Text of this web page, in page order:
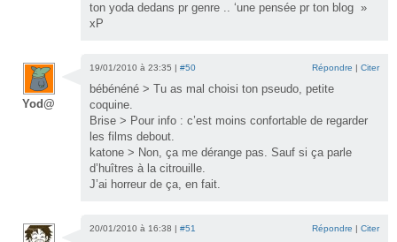
ton yoda dedans pr genre .. ‘une pensée pr ton blog »
xP
Yod@
19/01/2010 à 23:35 | #50 Répondre | Citer
bébénéné > Tu as mal choisi ton pseudo, petite
coquine.
Brise > Pour info : c’est moins confortable de regarder
les films debout.
katone > Non, ça me dérange pas. Sauf si ça parle
d’huîtres à la citrouille.
J’ai horreur de ça, en fait.
20/01/2010 à 16:38 | #51 Répondre | Citer